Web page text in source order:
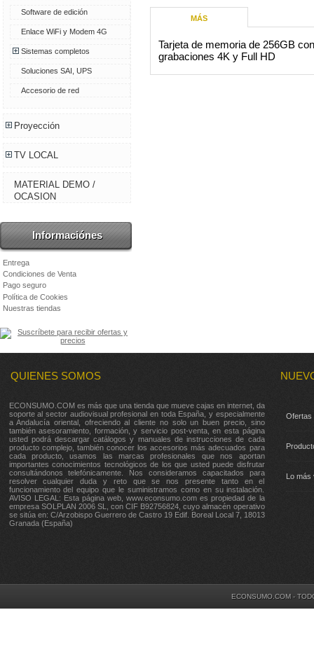
Software de edición
Enlace WiFi y Modem 4G
Sistemas completos
Soluciones SAI, UPS
Accesorio de red
Proyección
TV LOCAL
MATERIAL DEMO /
OCASION
Informaciónes
Entrega
Condiciones de Venta
Pago seguro
Política de Cookies
Nuestras tiendas
MÁS
Tarjeta de memoria de 256GB
grabaciones 4K y Full HD
QUIENES SOMOS
ECONSUMO.COM es más que una tienda que mueve cajas en internet, da
soporte al sector audiovisual profesional en toda España, y especialmente
a Andalucía oriental, ofreciendo al cliente no solo un buen precio, sino
también asesoramiento, formación, y servicio post-venta, en esta página
usted podrá descargar catálogos y manuales de instrucciones de cada
producto complejo, también conocer los accesorios más adecuados para
cada producto, usamos las marcas profesionales que nos aportan
importantes conocimientos tecnológicos de los que usted puede disfrutar
consultándonos telefónicamente. Nos consideramos capacitados para
resolver cualquier duda y reto que se nos presente tanto en el
funcionamiento del equipo que le suministramos como en su instalación.
AVISO LEGAL: Esta página web, www.econsumo.com es propiedad de la
empresa SOLPLAN 2006 SL, con CIF B92756824, cuyo almacén operativo
se sitúa en: C/Arzobispo Guerrero de Castro 19 Edif. Boreal Local 7, 18013
Granada (España)
Ofertas
Lo
ECONSUMO.COM -